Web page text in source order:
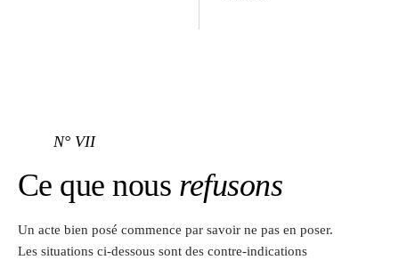
N° VII
Ce que nous refusons
Un acte bien posé commence par savoir ne pas en poser.
Les situations ci-dessous sont des contre-indications